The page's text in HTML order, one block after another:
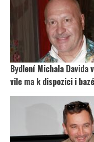
Bydlení Michala
vile ma k dispozici i